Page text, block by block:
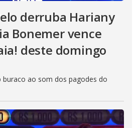
derruba Hariany
Bonemer vence
deste domingo
buraco ao som dos pagodes do